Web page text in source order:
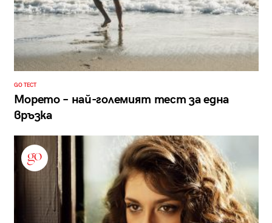
GO ТЕСТ
Морето – най-големият тест за една
връзка